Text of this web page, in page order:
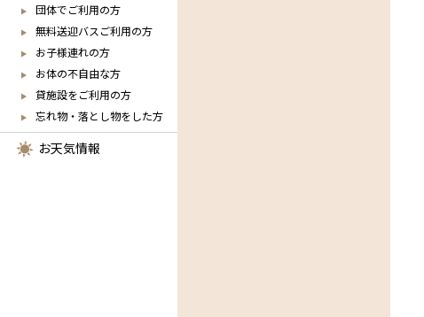
団体でご利用の方
無料送迎バスご利用の方
お子様連れの方
お体の不自由な方
貸施設をご利用の方
忘れ物・落とし物をした方
お天気情報